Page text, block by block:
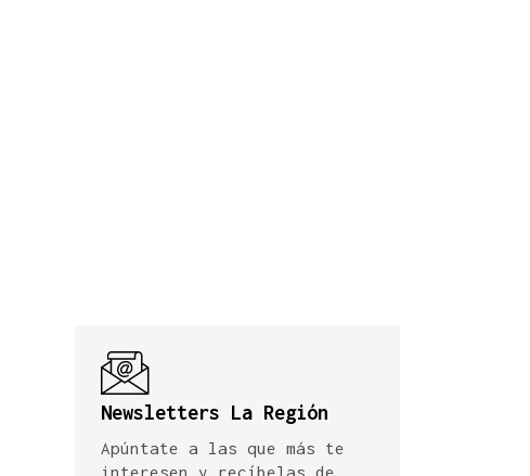
Newsletters La Región
Apúntate a las que más te
interesen y recíbelas de